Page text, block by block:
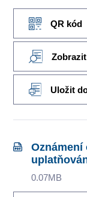
QR kód
Uložit
Oznámení
0.07MB